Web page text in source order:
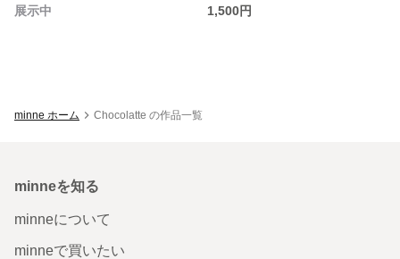
展示中
1,500円
minne ホーム Chocolatte の作品一覧
minneを知る
minneについて
minneで買いたい